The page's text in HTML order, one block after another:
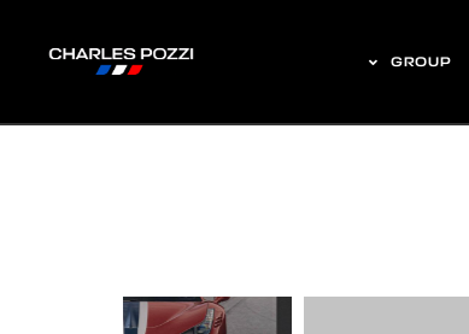
GROUP